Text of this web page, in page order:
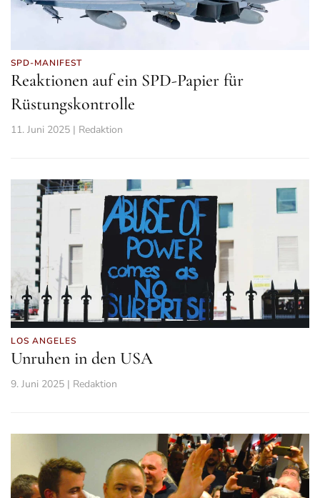
SPD-MANIFEST
Reaktionen auf ein SPD-Papier für
Rüstungskontrolle
11. Juni 2025 | Redaktion
LOS ANGELES
Unruhen in den USA
9. Juni 2025 | Redaktion